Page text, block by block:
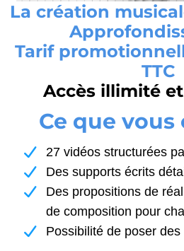
La création
Tarif
TTC
Accès illimité
Ce que vous
27 vidéos structurées
Des supports écrits
Des propositions de
de composition pour
Possibilité de poser